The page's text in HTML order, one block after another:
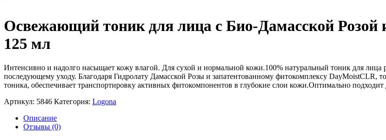
Освежающий тоник для лица c Био-Дамасской Розой
125 мл
Интенсивно и надолго насыщает кожу влагой. Для сухой и нормальной кожи.100% натуральный тоник для лица
последующему уходу. Благодаря Гидролату Дамасской Розы и запатентованному фитокомплексу DayMoistCLR,
тоника, обеспечивает транспортировку активных фитокомпонентов в глубокие слои кожи.Оптимально
Артикул: 5846 Категория: Logona
Описание
Отзывы (0)